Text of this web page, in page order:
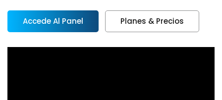
Accede Al Panel Planes & Precios